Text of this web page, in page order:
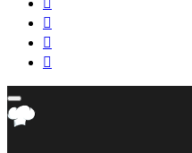



